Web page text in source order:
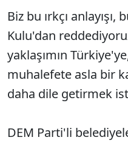
Biz bu ırkçı
Kulu'dan
yaklaşımın
muhalefete asla bir
daha dile getirmek
DEM Parti'li